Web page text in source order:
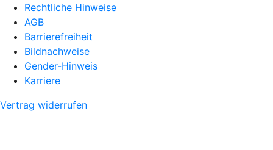
Rechtliche Hinweise
AGB
Barrierefreiheit
Bildnachweise
Gender-Hinweis
Karriere
Vertrag widerrufen